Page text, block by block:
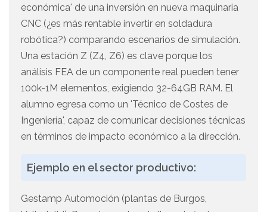
económica' de una inversión en nueva maquinaria
CNC (¿es más rentable invertir en soldadura
robótica?) comparando escenarios de simulación.
Una estación Z (Z4, Z6) es clave porque los
análisis FEA de un componente real pueden tener
100k-1M elementos, exigiendo 32-64GB RAM. El
alumno egresa como un 'Técnico de Costes de
Ingeniería', capaz de comunicar decisiones técnicas
en términos de impacto económico a la dirección.
Ejemplo en el sector productivo:
Gestamp Automoción (plantas de Burgos,